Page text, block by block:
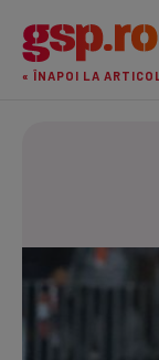
« ÎNAPOI LA ARTICOL